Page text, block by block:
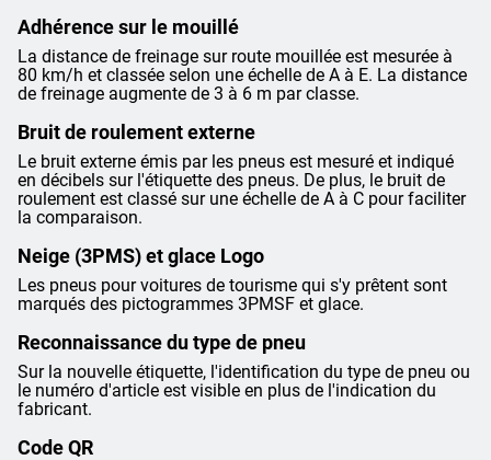
Adhérence sur le mouillé
La distance de freinage sur route mouillée est mesurée à
80 km/h et classée selon une échelle de A à E. La distance
de freinage augmente de 3 à 6 m par classe.
Bruit de roulement externe
Le bruit externe émis par les pneus est mesuré et indiqué
en décibels sur l'étiquette des pneus. De plus, le bruit de
roulement est classé sur une échelle de A à C pour faciliter
la comparaison.
Neige (3PMS) et glace Logo
Les pneus pour voitures de tourisme qui s'y prêtent sont
marqués des pictogrammes 3PMSF et glace.
Reconnaissance du type de pneu
Sur la nouvelle étiquette, l'identification du type de pneu ou
le numéro d'article est visible en plus de l'indication du
fabricant.
Code QR